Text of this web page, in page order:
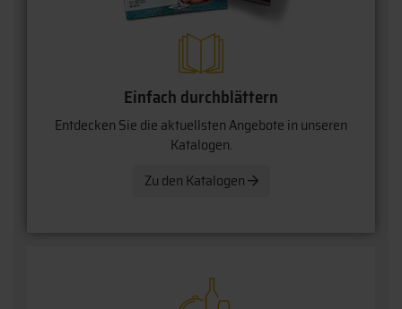
Einfach durchblättern
Entdecken Sie die aktuellsten Angebote in unseren
Katalogen.
Zu den Katalogen